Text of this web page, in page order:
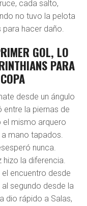
cada salto,
no tuvo la pelota
hacer daño.
GOL, LO
PARA
desde un ángulo
entre la piernas de
el mismo arquero
mano tapados.
nunca.
hizo la diferencia.
encuentro desde
segundo desde la
dio rápido a Salas,